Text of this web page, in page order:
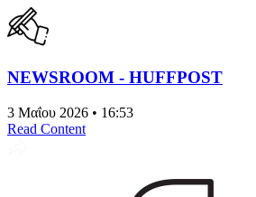
NEWSROOM - HUFFPOST
3 Μαΐου 2026 • 16:53
Read Content